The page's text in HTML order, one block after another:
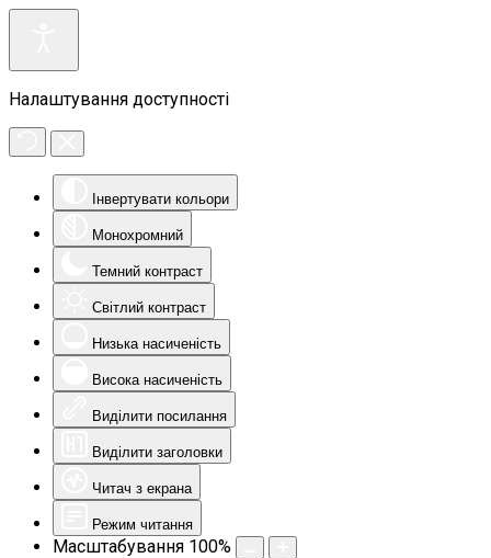
Налаштування доступності
Інвертувати кольори
Монохромний
Темний контраст
Світлий контраст
Низька насиченість
Висока насиченість
Виділити посилання
Виділити заголовки
Читач з екрана
Режим читання
Масштабування 100%